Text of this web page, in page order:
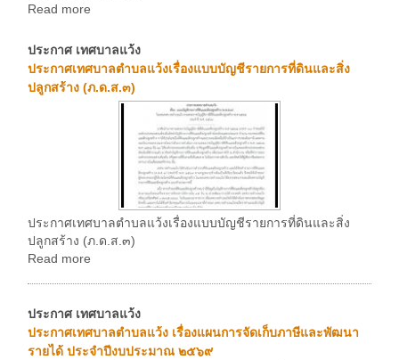
Read more
ประกาศ เทศบาลแว้ง
ประกาศเทศบาลตำบลแว้งเรื่องแบบบัญชีรายการที่ดินและสิ่ง
ปลูกสร้าง (ภ.ด.ส.๓)
ประกาศเทศบาลตำบลแว้งเรื่องแบบบัญชีรายการที่ดินและสิ่ง
ปลูกสร้าง (ภ.ด.ส.๓)
Read more
ประกาศ เทศบาลแว้ง
ประกาศเทศบาลตำบลแว้ง เรื่องแผนการจัดเก็บภาษีและพัฒนา
รายได้ ประจำปีงบประมาณ ๒๕๖๙